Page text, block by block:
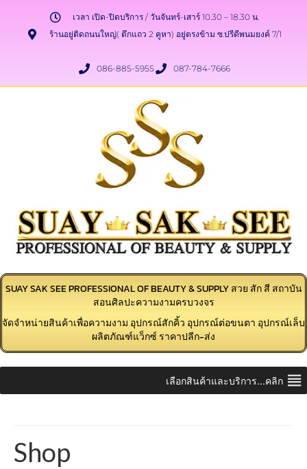
086-885-5955 087-784-7666
เวลา เปิด-ปิดบริการ / วันจันทร์-เสาร์ 10.30 – 18.30 น.
ร้านอยู่ติดถนนใหญ่( ตึกแถว 2 คูหา) อยู่ตรงข้าม ซ.ปรีดีพนมยงค์ 7/1
SUAY SAK SEE PROFESSIONAL OF BEAUTY & SUPPLY สวย สัก สี สถาบัน
สอนศิลปะความงามครบวงจร
จัดจำหน่ายสินค้าเพื่อความงาม อุปกรณ์สักคิ้ว อุปกรณ์ต่อขนตา อุปกรณ์เล็บ
ผลิตภัณฑ์แว็กซ์ ราคาปลีก-ส่ง
เลือกสินค้าและบริการ...คลิก
Shop